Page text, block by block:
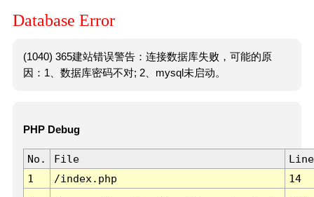
Database Error
(1040) 365建站错误警告：连接数据库失败，可能的原
因：1、数据库密码不对; 2、mysql未启动。
PHP Debug
No. File
Line
1
/index.php 14